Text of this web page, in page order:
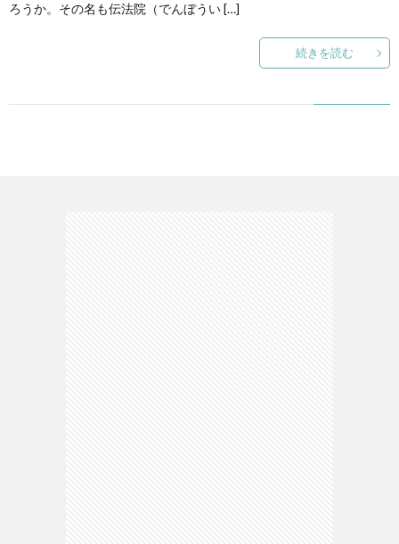
ろうか。その名も伝法院（でんぼうい […]
続きを読む